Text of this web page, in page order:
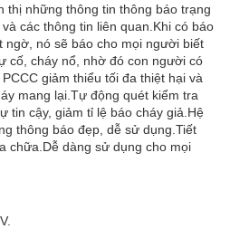
thị những thông tin thông báo trạng
các thông tin liên quan.Khi có báo
ngờ, nó sẽ báo cho mọi người biết
cố, cháy nổ, nhờ đó con người có
giảm thiểu tối đa thiệt hại và
mang lại.Tự động quét kiểm tra
tin cậy, giảm tỉ lệ báo cháy giả.Hệ
thông báo đẹp, dễ sử dụng.Tiết
chữa.Dễ dàng sử dụng cho mọi